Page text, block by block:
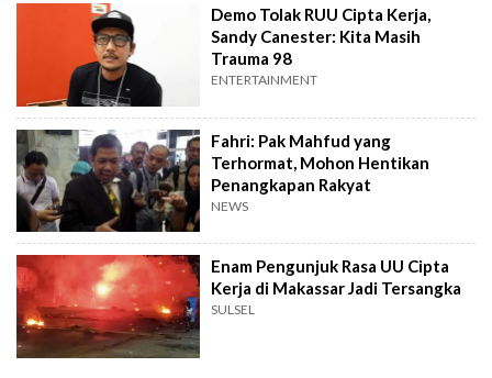
Demo Tolak RUU Cipta Kerja,
Sandy Canester: Kita Masih
Trauma 98
ENTERTAINMENT
Fahri: Pak Mahfud yang
Terhormat, Mohon Hentikan
Penangkapan Rakyat
NEWS
Enam Pengunjuk Rasa UU Cipta
Kerja di Makassar Jadi Tersangka
SULSEL